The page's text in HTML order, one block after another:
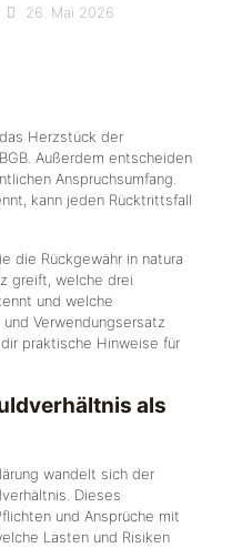
26. Mai 2026
Herzstück der
Außerdem entscheiden
Anspruchsumfang.
kann jeden Rücktrittsfall
die Rückgewähr in natura
greift, welche drei
und welche
Verwendungsersatz
praktische Hinweise für
als
wandelt sich der
Dieses
und Ansprüche mit
Lasten und Risiken